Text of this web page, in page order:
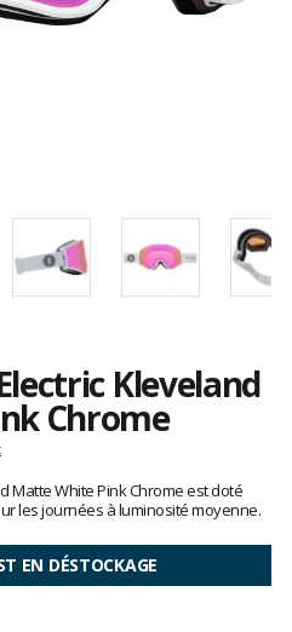
Kleveland
Chrome
Matte White Pink Chrome est doté
les journées à luminosité moyenne.
EN DÉSTOCKAGE